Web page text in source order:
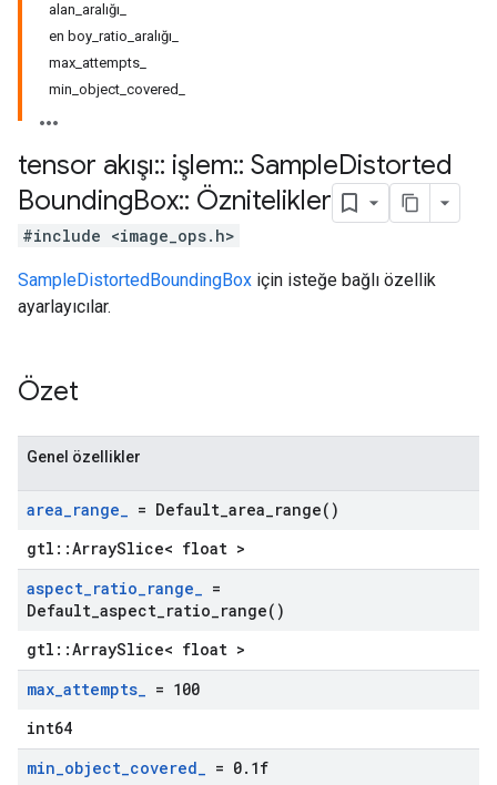
alan_aralığı_
en boy_ratio_aralığı_
max_attempts_
min_object_covered_
tensor akışı:: işlem:: SampleDistorted
BoundingBox:: Öznitelikler
#include <image_ops.h>
SampleDistortedBoundingBox için isteğe bağlı özellik
ayarlayıcılar.
Özet
Genel özellikler
area_range_ = Default_area_range( )
gtl::ArraySlice< float >
aspect_ratio_range_ =
Default_aspect_ratio_range( )
gtl::ArraySlice< float >
max_attempts_ = 100
int64
min_object_covered_ = 0. 1f